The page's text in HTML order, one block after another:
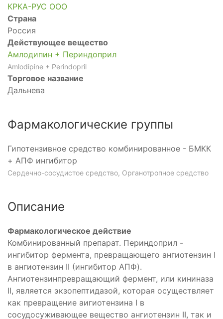
КРКА-РУС ООО
Страна
Россия
Действующее вещество
Амлодипин + Периндоприл
Amlodipine + Perindopril
Торговое название
Дальнева
Фармакологические группы
Гипотензивное средство комбинированное - БМКК
+ АПФ ингибитор
Сердечно-сосудистое средство, Органотропное средство
Описание
Фармакологическое действие
Комбинированный препарат. Периндоприл -
ингибитор фермента, превращающего ангиотензин I
в ангиотензин II (ингибитор АПФ).
Ангиотензинпревращающий фермент, или кининаза
II, является экзопептидазой, которая осуществляет
как превращение аигиотензина I в
сосудосуживающее вещество ангиотензин II, так и